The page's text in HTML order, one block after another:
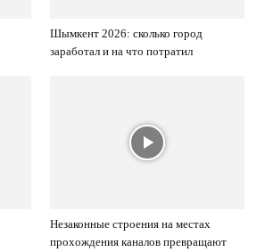
Шымкент 2026: сколько город
заработал и на что потратил
Незаконные строения на местах
прохождения каналов превращают